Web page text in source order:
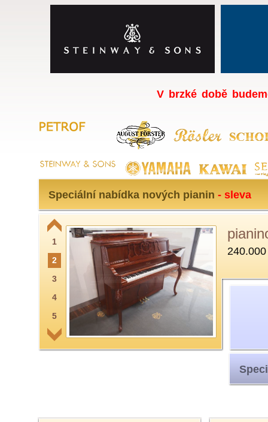
V brzké době
Speciální nabídka nových pianin - sleva
1
2
3
4
5
6
7